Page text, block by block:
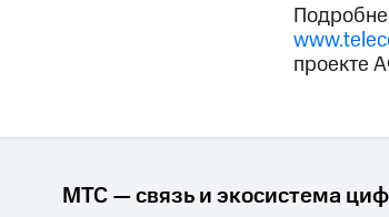
проекте
МТС — связь и экосистема